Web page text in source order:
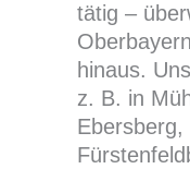
tätig –
hinaus.
z. B. in
Ebersberg,